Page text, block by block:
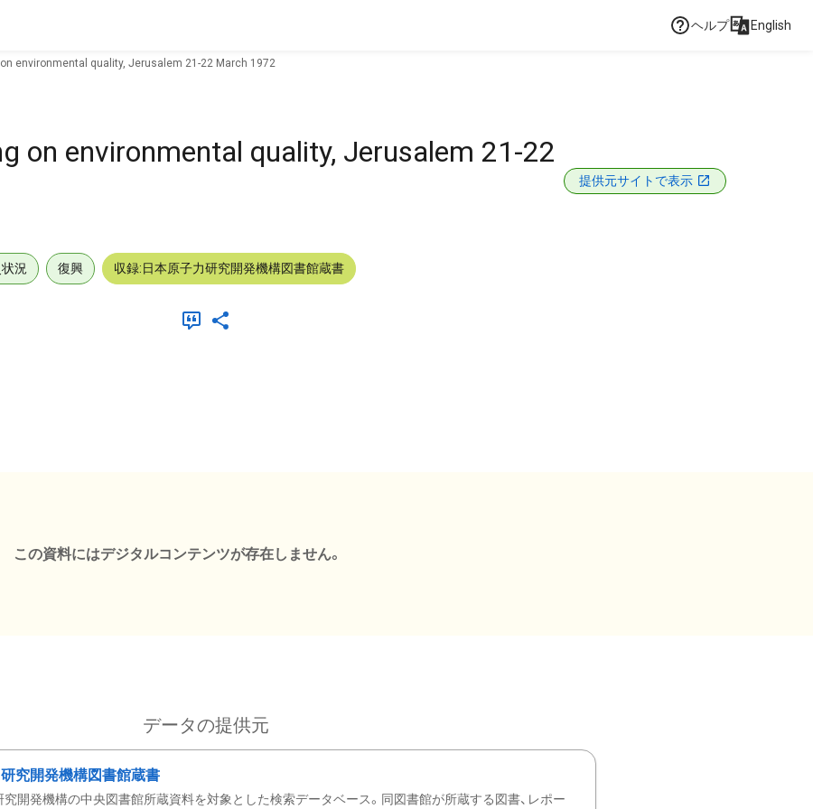
ヘルプ English
environmental quality, Jerusalem 21-22 March 1972
on environmental quality, Jerusalem 21-22
提供元サイトで表示
況 復興 収録:日本原子力研究開発機構図書館蔵書
この資料にはデジタルコンテンツが存在しません。
データの提供元
究開発機構図書館蔵書
究開発機構の中央図書館所蔵資料を対象とした検索データベース。同図書館が所蔵する図書、レポー